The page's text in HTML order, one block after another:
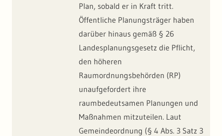
Plan, sobald er in Kraft tritt.
Öffentliche Planungsträger haben
darüber hinaus gemäß § 26
Landesplanungsgesetz die Pflicht,
den höheren
Raumordnungsbehörden (RP)
unaufgefordert ihre
raumbedeutsamen Planungen und
Maßnahmen mitzuteilen. Laut
Gemeindeordnung (§ 4 Abs. 3 Satz 3